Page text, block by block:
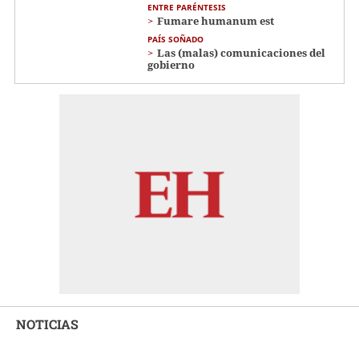
ENTRE PARÉNTESIS
Fumare humanum est
PAÍS SOÑADO
Las (malas) comunicaciones del
gobierno
NOTICIAS